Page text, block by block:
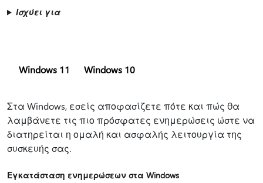
Ισχύει για
Windows 11 Windows 10
Στα Windows, εσείς αποφασίζετε πότε και πώς θα
λαμβάνετε τις πιο πρόσφατες ενημερώσεις ώστε να
διατηρείται η ομαλή και ασφαλής λειτουργία της
συσκευής σας.
Εγκατάσταση ενημερώσεων στα Windows